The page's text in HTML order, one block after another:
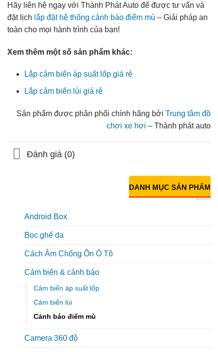
Hãy liên hệ ngay với Thành Phát Auto để được tư vấn và
đặt lịch lắp đặt hệ thống cảnh báo điểm mù – Giải pháp an
toàn cho mọi hành trình của bạn!
Xem thêm một số sản phẩm khác:
Lắp cảm biến áp suất lốp giá rẻ
Lắp cảm biến lùi giá rẻ
Sản phẩm được phân phối chính hãng bởi Trung tâm đồ
chơi xe hơi – Thành phát auto
Đánh giá (0)
DANH MỤC SẢN PHẨM
Android Box
Bọc ghế da
Cách Âm Chống Ồn Ô Tô
Cảm biến & cảnh báo
Cảm biến áp suất lốp
Cảm biến lùi
Cảnh báo điểm mù
Camera 360 độ